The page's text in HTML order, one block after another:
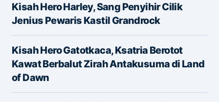
Alamat email Anda tidak akan dipublikasikan.
Ruas yang wajib ditandai*
Message*
Kisah Hero Harley, Sang Penyihir Cilik
Jenius Pewaris Kastil Grandrock
Kisah Hero Gatotkaca, Ksatria Berotot
Kawat Berbalut Zirah Antakusuma di Land
of Dawn